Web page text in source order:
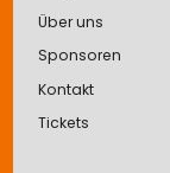
Über uns
Sponsoren
Kontakt
Tickets